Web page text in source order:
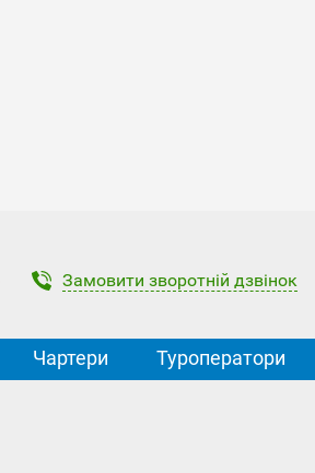
Замовити зворотній дзвінок
Чартери Туроператори